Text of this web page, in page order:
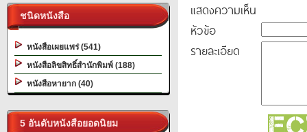
ชนิดหนังสือ
หนังสือเผยแพร่ (541)
หนังสือลิขสิทธิ์สำนักพิมพ์ (188)
หนังสือหายาก (40)
5 อันดับหนังสือยอดนิยม
แสดงความเห็น
หัวข้อ
รายละเอียด